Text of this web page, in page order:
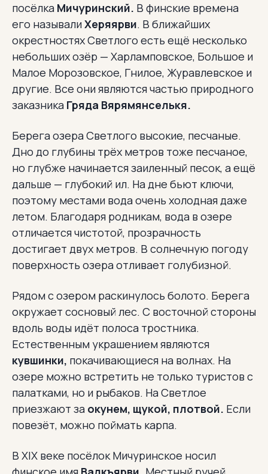
посёлка Мичуринский. В финские времена
его называлиХеряярви. В ближайших
окрестностях Светлого есть ещё несколько
небольших озёр — Харламповское, Большое и
Малое Морозовское, Гнилое, Журавлевское и
другие. Все они являются частью природного
заказника Гряда Вярямянселькя.
Берега озера Светлого высокие, песчаные.
Дно до глубины трёх метров тоже песчаное,
но глубже начинается заиленный песок, а ещё
дальше — глубокий ил. На дне бьют ключи,
поэтому местами вода очень холодная даже
летом. Благодаря родникам, вода в озере
отличается чистотой, прозрачность
достигает двух метров. В солнечную погоду
поверхность озера отливает голубизной.
Рядом с озером раскинулось болото. Берега
окружает сосновый лес. С восточной стороны
вдоль воды идёт полоса тростника.
Естественным украшением являются
кувшинки, покачивающиеся на волнах. На
озере можно встретить не только туристов с
палатками, но и рыбаков. На Светлое
приезжают за окунем, щукой, плотвой. Если
повезёт, можно поймать карпа.
В XIХ веке посёлок Мичуринское носил